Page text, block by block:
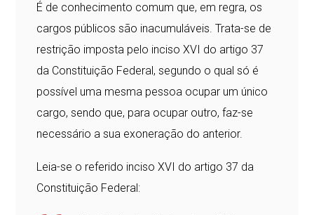
É de conhecimento comum que, em regra, os
cargos públicos são inacumuláveis. Trata-se de
restrição imposta pelo inciso XVI do artigo 37
da Constituição Federal, segundo o qual só é
possível uma mesma pessoa ocupar um único
cargo, sendo que, para ocupar outro, faz-se
necessário a sua exoneração do anterior.
Leia-se o referido inciso XVI do artigo 37 da
Constituição Federal: